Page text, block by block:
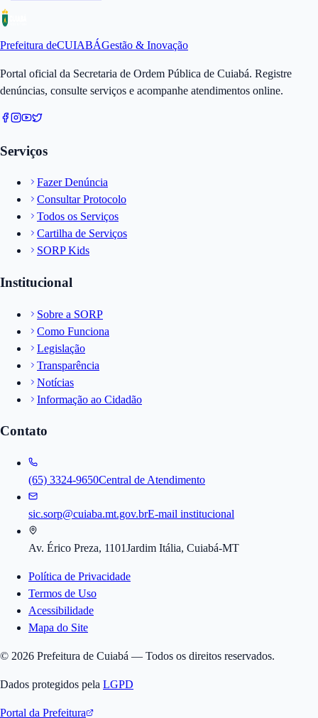
Prefeitura deCUIABÁGestão & Inovação
Portal oficial da Secretaria de Ordem Pública de Cuiabá. Registre
denúncias, consulte serviços e acompanhe atendimentos online.
Serviços
Fazer Denúncia
Consultar Protocolo
Todos os Serviços
Cartilha de Serviços
SORP Kids
Institucional
Sobre a SORP
Como Funciona
Legislação
Transparência
Notícias
Informação ao Cidadão
Contato
(65) 3324-9650Central de Atendimento
sic.sorp@cuiaba.mt.gov.brE-mail institucional
Av. Érico Preza, 1101Jardim Itália, Cuiabá-MT
Política de Privacidade
Termos de Uso
Acessibilidade
Mapa do Site
© 2026 Prefeitura de Cuiabá — Todos os direitos reservados.
Dados protegidos pela LGPD
Portal da Prefeitura